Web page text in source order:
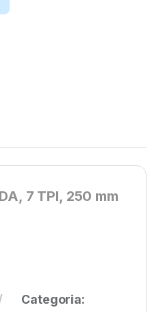
7 TPI, 250 mm
Categoria: